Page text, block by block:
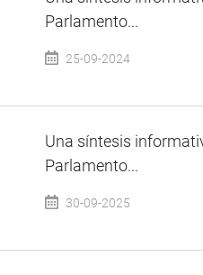
Parlamento...
25-09-2024
Una síntesis
Parlamento...
30-09-2025